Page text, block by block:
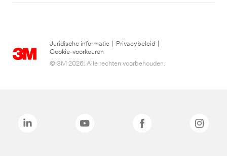
Juridische informatie Privacybeleid
Cookie-voorkeuren
© 3M 2026. Alle rechten voorbehouden.